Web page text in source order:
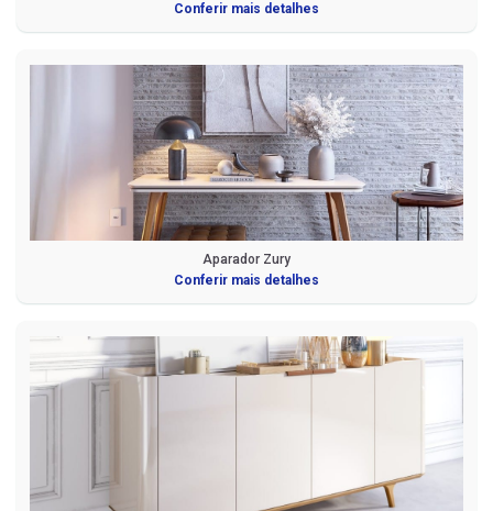
Conferir mais detalhes
Aparador Zury
Conferir mais detalhes